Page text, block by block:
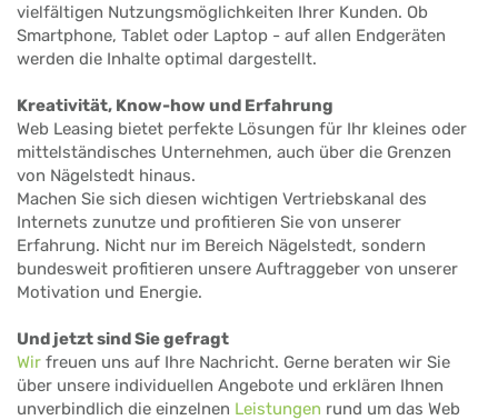
vielfältigen Nutzungsmöglichkeiten Ihrer Kunden. Ob
Smartphone, Tablet oder Laptop - auf allen Endgeräten
werden die Inhalte optimal dargestellt.
Kreativität, Know-how und Erfahrung
Web Leasing bietet perfekte Lösungen für Ihr kleines oder
mittelständisches Unternehmen, auch über die Grenzen
von Nägelstedt hinaus.
Machen Sie sich diesen wichtigen Vertriebskanal des
Internets zunutze und profitieren Sie von unserer
Erfahrung. Nicht nur im Bereich Nägelstedt, sondern
bundesweit profitieren unsere Auftraggeber von unserer
Motivation und Energie.
Und jetzt sind Sie gefragt
Wir freuen uns auf Ihre Nachricht. Gerne beraten wir Sie
über unsere individuellen Angebote und erklären Ihnen
unverbindlich die einzelnen Leistungen rund um das Web